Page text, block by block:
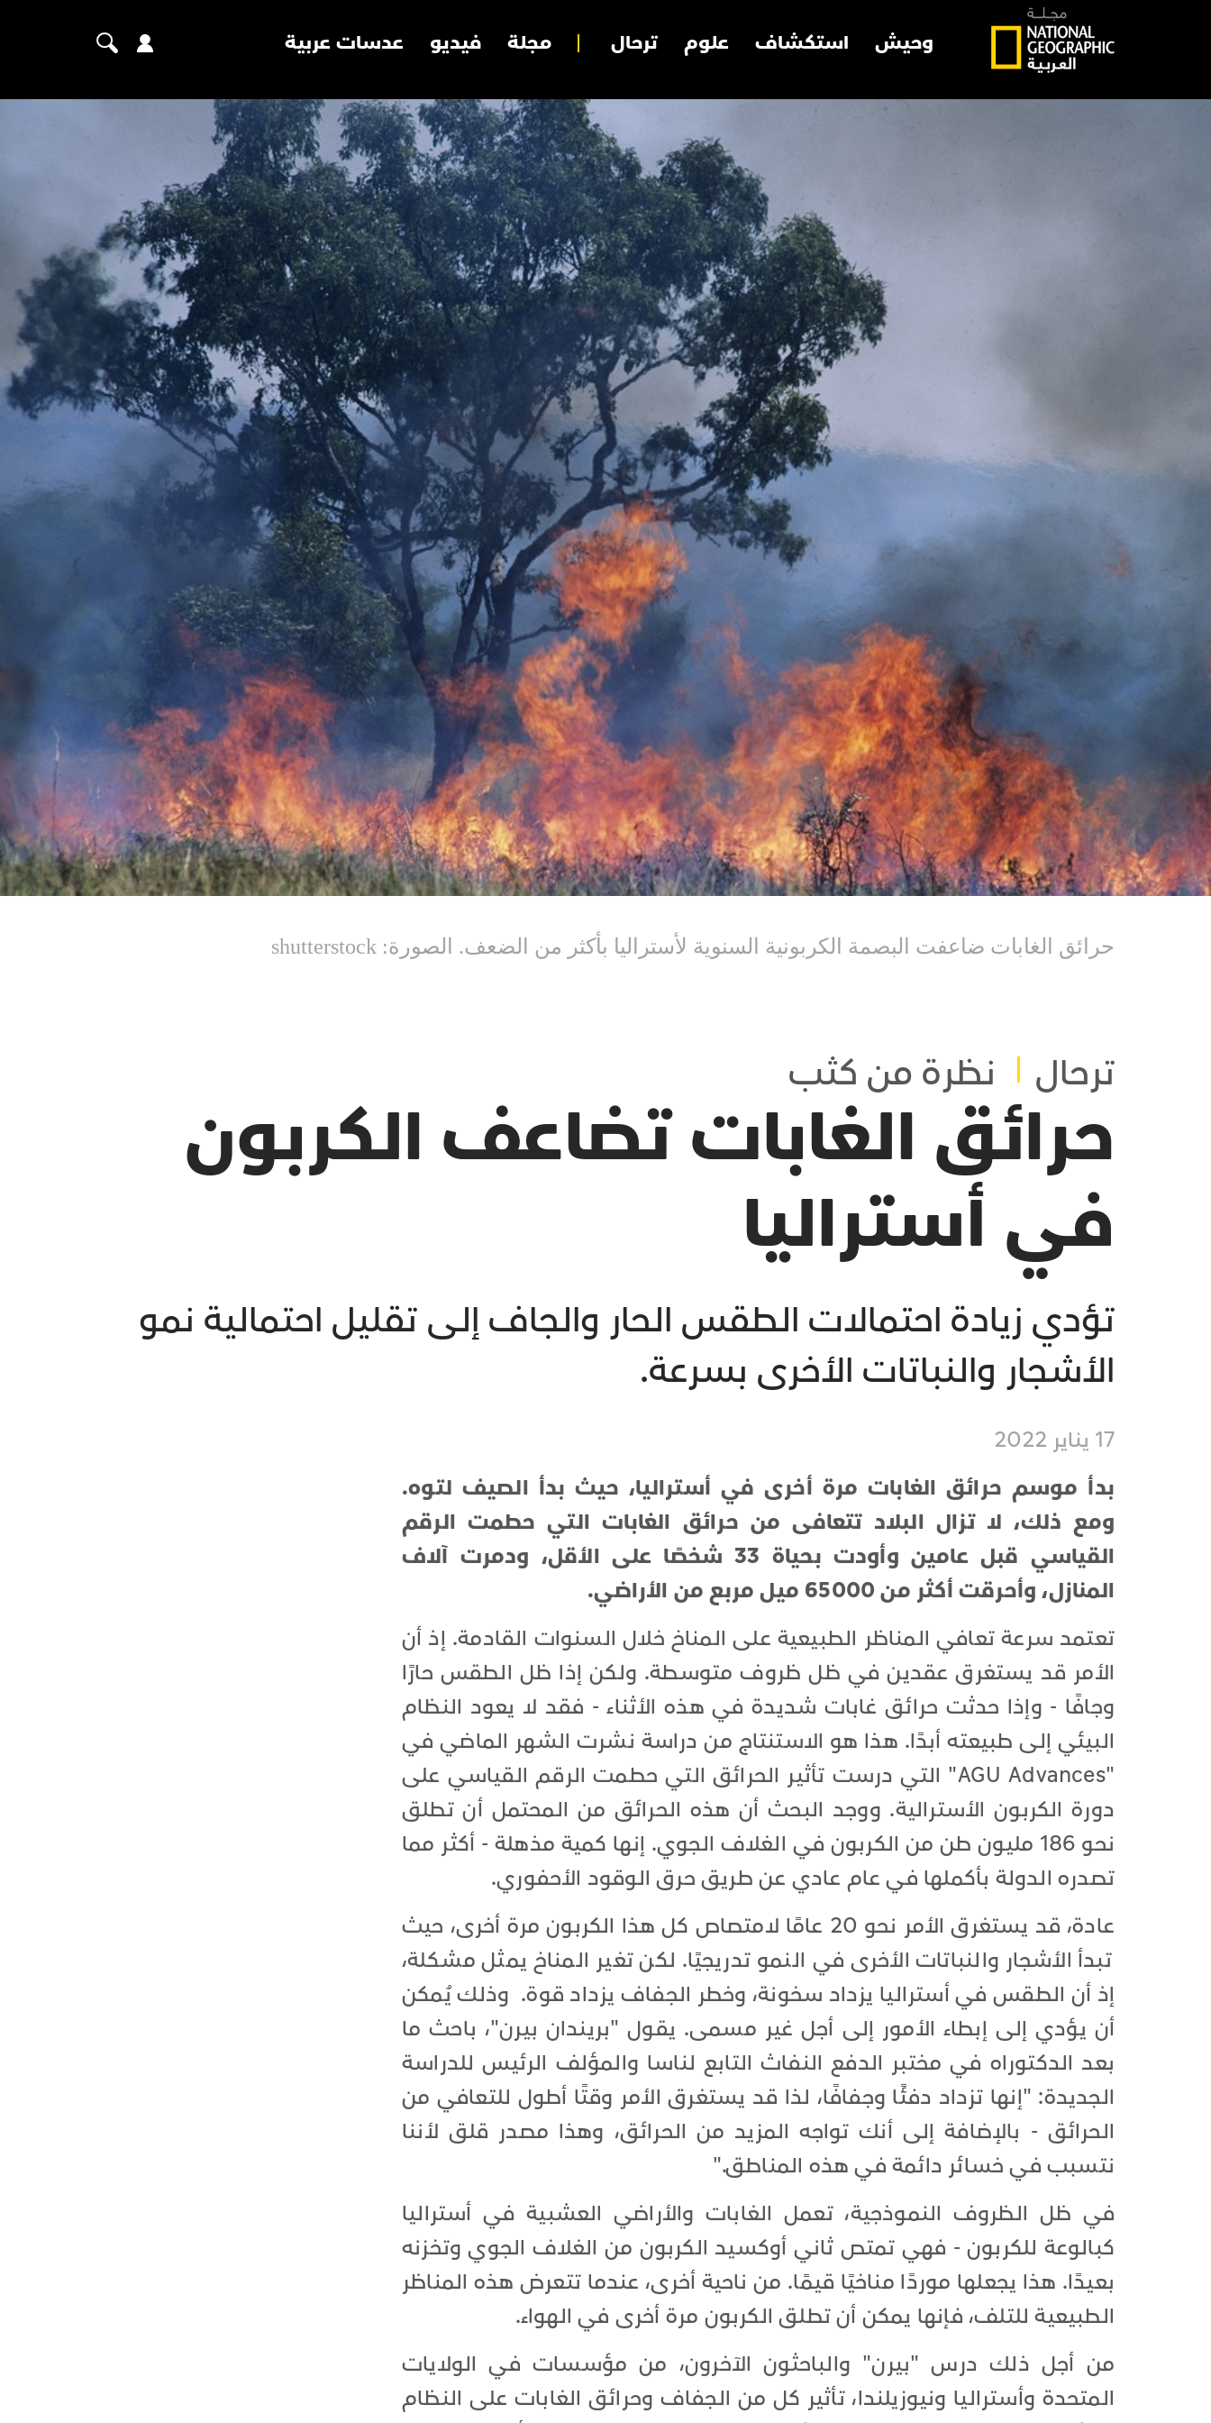
وحيش استكشاف علوم ترحال مجلة فيديو عدسات عربية
حرائق الغابات ضاعفت البصمة الكربونية السنوية لأستراليا بأكثر من الضعف. الصورة: shutterstock
ترحال نظرة من كثب
حرائق الغابات تضاعف الكربون
في أستراليا
تؤدي زيادة احتمالات الطقس الحار والجاف إلى تقليل احتمالية نمو
الأشجار والنباتات الأخرى بسرعة.
17 يناير 2022
بدأ موسم حرائق الغابات مرة أخرى في أستراليا، حيث بدأ الصيف لتوه.
ومع ذلك، لا تزال البلاد تتعافى من حرائق الغابات التي حطمت الرقم
القياسي قبل عامين وأودت بحياة 33 شخصًا على الأقل، ودمرت آلاف
المنازل، وأحرقت أكثر من 65000 ميل مربع من الأراضي.
تعتمد سرعة تعافي المناظر الطبيعية على المناخ خلال السنوات القادمة. إذ أن
الأمر قد يستغرق عقدين في ظل ظروف متوسطة. ولكن إذا ظل الطقس حارًا
وجافًا - وإذا حدثت حرائق غابات شديدة في هذه الأثناء - فقد لا يعود النظام
البيئي إلى طبيعته أبدًا. هذا هو الاستنتاج من دراسة نشرت الشهر الماضي في
"AGU Advances" التي درست تأثير الحرائق التي حطمت الرقم القياسي على
دورة الكربون الأسترالية. ووجد البحث أن هذه الحرائق من المحتمل أن تطلق
نحو 186 مليون طن من الكربون في الغلاف الجوي. إنها كمية مذهلة - أكثر مما
تصدره الدولة بأكملها في عام عادي عن طريق حرق الوقود الأحفوري.
عادة، قد يستغرق الأمر نحو 20 عامًا لامتصاص كل هذا الكربون مرة أخرى، حيث
تبدأ الأشجار والنباتات الأخرى في النمو تدريجيًا. لكن تغير المناخ يمثل مشكلة،
إذ أن الطقس في أستراليا يزداد سخونة، وخطر الجفاف يزداد قوة. وذلك يُمكن
أن يؤدي إلى إبطاء الأمور إلى أجل غير مسمى. يقول "بريندان بيرن"، باحث ما
بعد الدكتوراه في مختبر الدفع النفاث التابع لناسا والمؤلف الرئيس للدراسة
الجديدة: "إنها تزداد دفئًا وجفافًا، لذا قد يستغرق الأمر وقتًا أطول للتعافي من
الحرائق - بالإضافة إلى أنك تواجه المزيد من الحرائق، وهذا مصدر قلق لأننا
نتسبب في خسائر دائمة في هذه المناطق."
في ظل الظروف النموذجية، تعمل الغابات والأراضي العشبية في أستراليا
كبالوعة للكربون - فهي تمتص ثاني أوكسيد الكربون من الغلاف الجوي وتخزنه
بعيدًا. هذا يجعلها موردًا مناخيًا قيمًا. من ناحية أخرى، عندما تتعرض هذه المناظر
الطبيعية للتلف، فإنها يمكن أن تطلق الكربون مرة أخرى في الهواء.
من أجل ذلك درس "بيرن" والباحثون الآخرون، من مؤسسات في الولايات
المتحدة وأستراليا ونيوزيلندا، تأثير كل من الجفاف وحرائق الغابات على النظام